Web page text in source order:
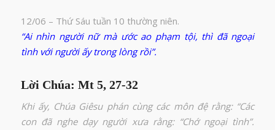
12/06 – Thứ Sáu tuần 10 thường niên.
“Ai nhìn người nữ mà ước ao phạm tội, thì đã ngoại
tình với người ấy trong lòng rồi”.
Lời Chúa: Mt 5, 27-32
Khi ấy, Chúa Giêsu phán cùng các môn đệ rằng: “Các
con đã nghe dạy người xưa rằng: “Chớ ngoại tình”.